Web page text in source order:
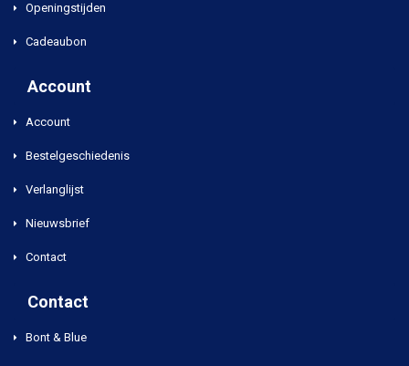
Openingstijden
Cadeaubon
Account
Account
Bestelgeschiedenis
Verlanglijst
Nieuwsbrief
Contact
Contact
Bont & Blue